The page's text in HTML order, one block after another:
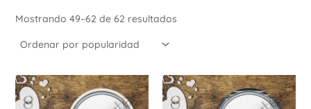
Mostrando 49–62 de 62 resultados
Este
producto